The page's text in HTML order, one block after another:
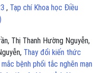
, Tạp chí Khoa học Điều
Thị Thanh Hường Nguyễn,
Thay đổi kiến thức
bệnh phổi tắc nghẽn mạn